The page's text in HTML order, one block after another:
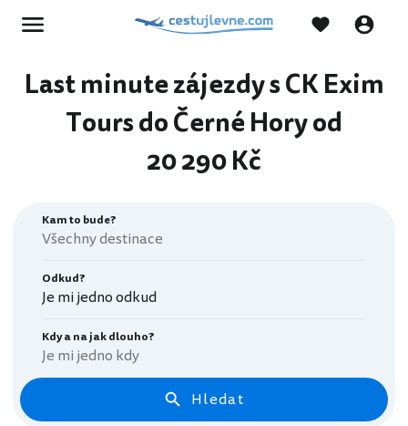
Last minute zájezdy s CK Exim
Tours do Černé Hory od
20 290 Kč
Kam to bude?
Odkud?
Je mi jedno odkud
Kdy a na jak dlouho?
Je mi jedno kdy
Hledat